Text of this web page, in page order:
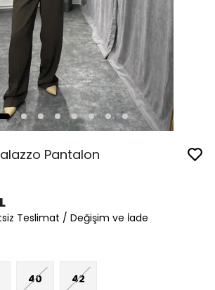
Pantalon
Teslimat / Değişim ve İade
40 42